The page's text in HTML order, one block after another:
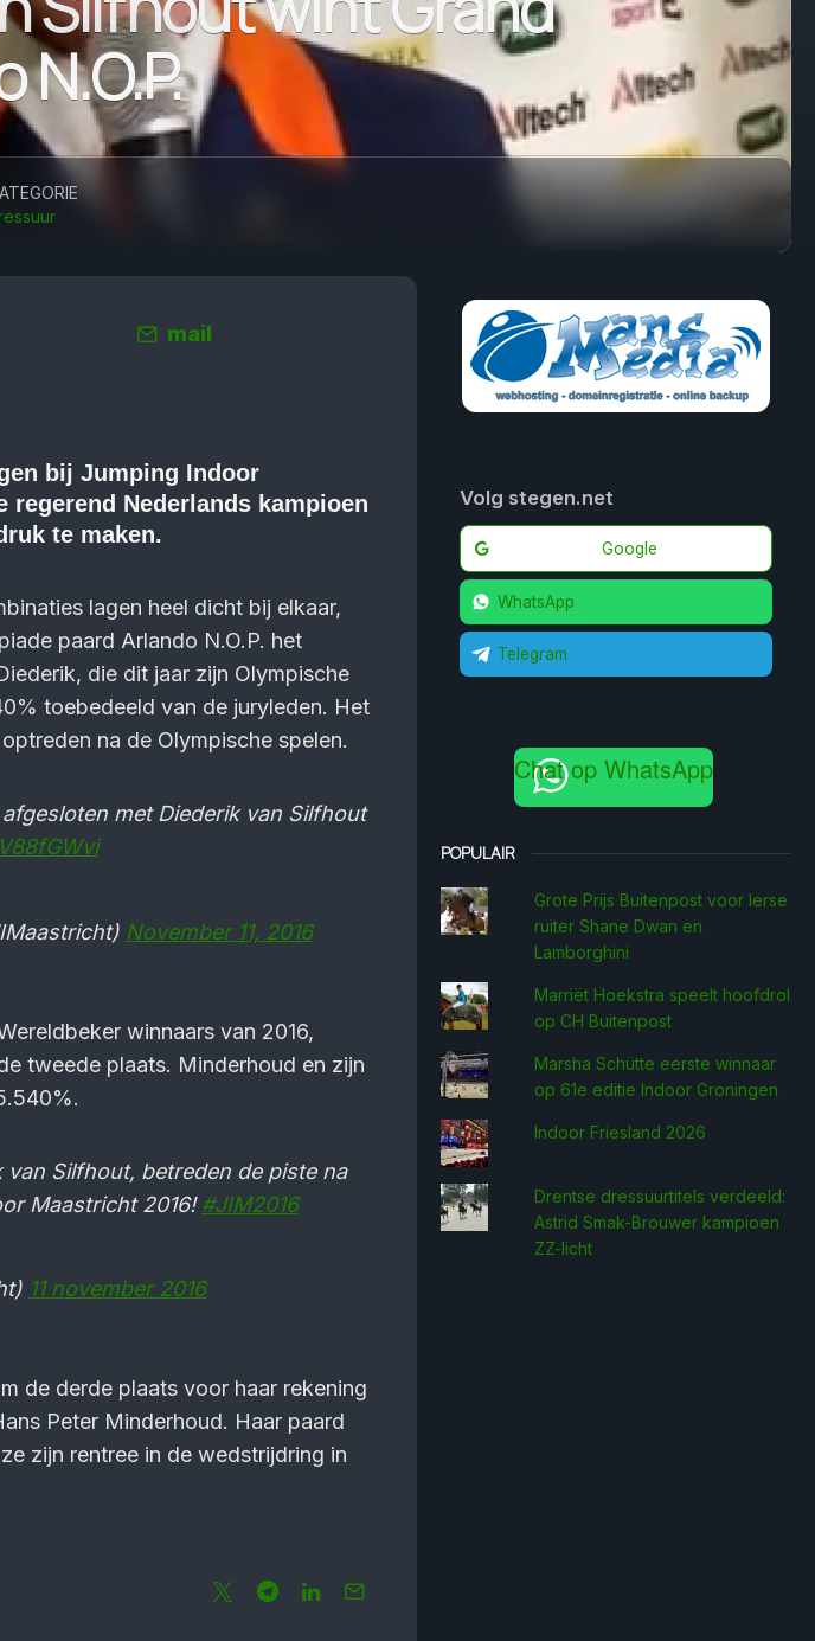
mail
bij Jumping Indoor
regerend Nederlands kampioen
te maken.
lagen heel dicht bij elkaar,
paard Arlando N.O.P. het
die dit jaar zijn Olympische
toebedeeld van de juryleden. Het
na de Olympische spelen.
met Diederik van Silfhout
November 11, 2016
winnaars van 2016,
tweede plaats. Minderhoud en zijn
van Silfhout, betreden de piste na
Maastricht 2016!#JIM2016
11 november 2016
de derde plaats voor haar rekening
Peter Minderhoud. Haar paard
zijn rentree in de wedstrijdring in
Volg stegen.net
Google
WhatsApp
Telegram
Chat op WhatsApp
POPULAIR
Grote Prijs Buitenpost voor Ierse
ruiter Shane Dwan en
Lamborghini
Marriët Hoekstra speelt hoofdrol
op CH Buitenpost
Marsha Schütte eerste win­naar
op 61e editie Indoor Groningen
Indoor Friesland 2026
Drentse dressuurtitels verdeeld:
Astrid Smak-Brouwer kampioen
ZZ-licht